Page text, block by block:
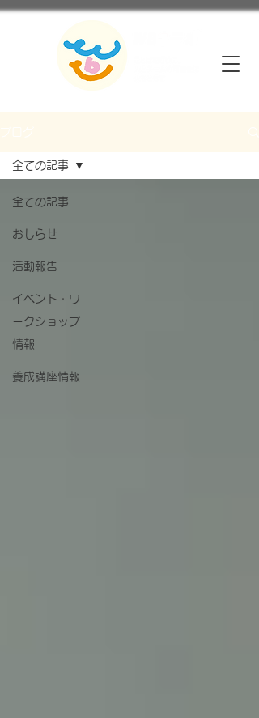
全ての記事
おしらせ
活動報告
イベント・ワ
ークショップ
情報
養成講座情報
全ての記事